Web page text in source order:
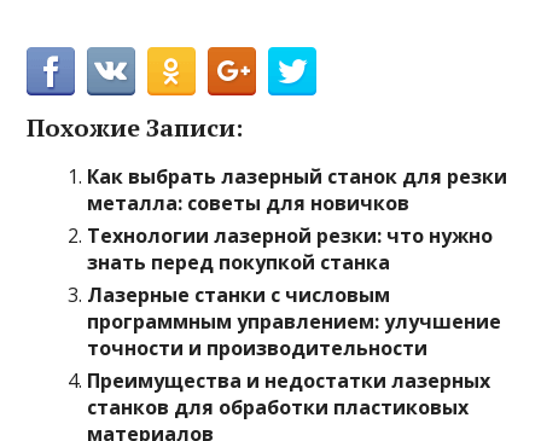
Похожие Записи:
Как выбрать лазерный станок для резки
металла: советы для новичков
Технологии лазерной резки: что нужно
знать перед покупкой станка
Лазерные станки с числовым
программным управлением: улучшение
точности и производительности
Преимущества и недостатки лазерных
станков для обработки пластиковых
материалов